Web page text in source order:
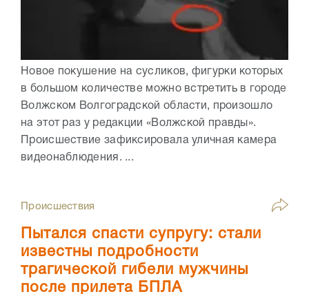
Новое покушение на сусликов, фигурки которых
в большом количестве можно встретить в городе
Волжском Волгоградской области, произошло
на этот раз у редакции «Волжской правды».
Происшествие зафиксировала уличная камера
видеонаблюдения. ...
Происшествия
Пытался спасти супругу: стали
известны подробности
трагической гибели мужчины
после прилета БПЛА